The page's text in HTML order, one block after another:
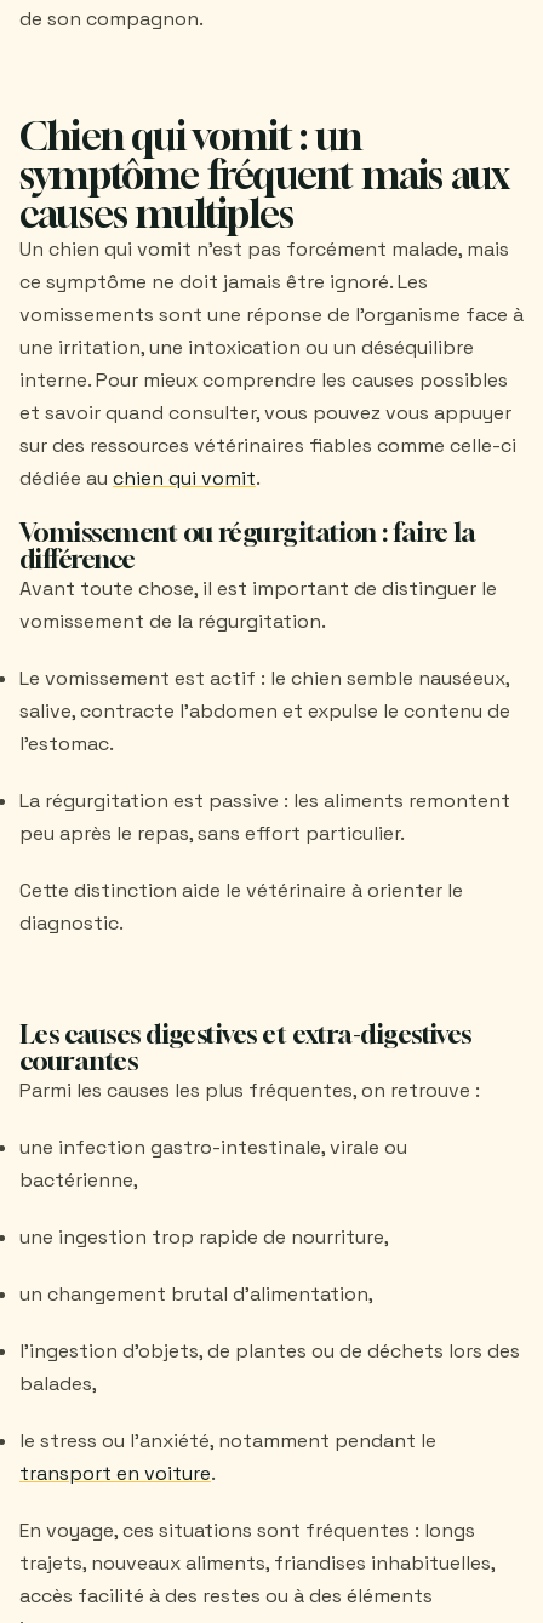
de son compagnon.
Chien qui vomit : un
symptôme fréquent mais aux
causes multiples
Un chien qui vomit n’est pas forcément malade, mais
ce symptôme ne doit jamais être ignoré. Les
vomissements sont une réponse de l’organisme face à
une irritation, une intoxication ou un déséquilibre
interne. Pour mieux comprendre les causes possibles
et savoir quand consulter, vous pouvez vous appuyer
sur des ressources vétérinaires fiables comme celle-ci
dédiée au chien qui vomit.
Vomissement ou régurgitation : faire la
différence
Avant toute chose, il est important de distinguer le
vomissement de la régurgitation.
Le vomissement est actif : le chien semble nauséeux,
salive, contracte l’abdomen et expulse le contenu de
l’estomac.
La régurgitation est passive : les aliments remontent
peu après le repas, sans effort particulier.
Cette distinction aide le vétérinaire à orienter le
diagnostic.
Les causes digestives et extra-digestives
courantes
Parmi les causes les plus fréquentes, on retrouve :
une infection gastro-intestinale, virale ou
bactérienne,
une ingestion trop rapide de nourriture,
un changement brutal d’alimentation,
l’ingestion d’objets, de plantes ou de déchets lors des
balades,
le stress ou l'anxiété, notamment pendant le
transport en voiture.
En voyage, ces situations sont fréquentes : longs
trajets, nouveaux aliments, friandises inhabituelles,
accès facilité à des restes ou à des éléments